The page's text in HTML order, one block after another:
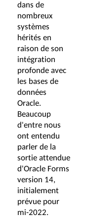
dans de
nombreux
systèmes
hérités en
raison de son
intégration
profonde avec
les bases de
données
Oracle.
Beaucoup
d'entre nous
ont entendu
parler de la
sortie attendue
d'Oracle Forms
version 14,
initialement
prévue pour
mi-2022.